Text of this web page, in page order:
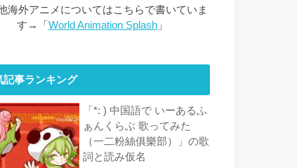
海外アニメについてはこちらで書いていま
す→「 World Animation Splash」
記事ランキング
「*: ) 中国語で いーあるふ
ぁんくらぶ 歌ってみた
（一二粉絲俱樂部）」の歌
詞と読み仮名